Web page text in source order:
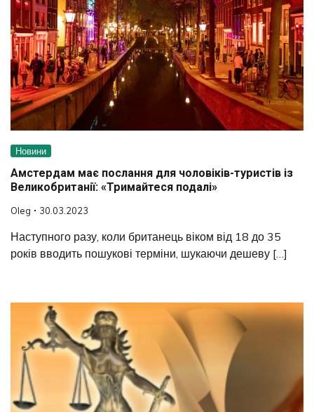
Новини
Амстердам має послання для чоловіків-туристів із
Великобританії: «Тримайтеся подалі»
Oleg 30.03.2023
Наступного разу, коли британець віком від 18 до 35
років вводить пошукові терміни, шукаючи дешеву […]